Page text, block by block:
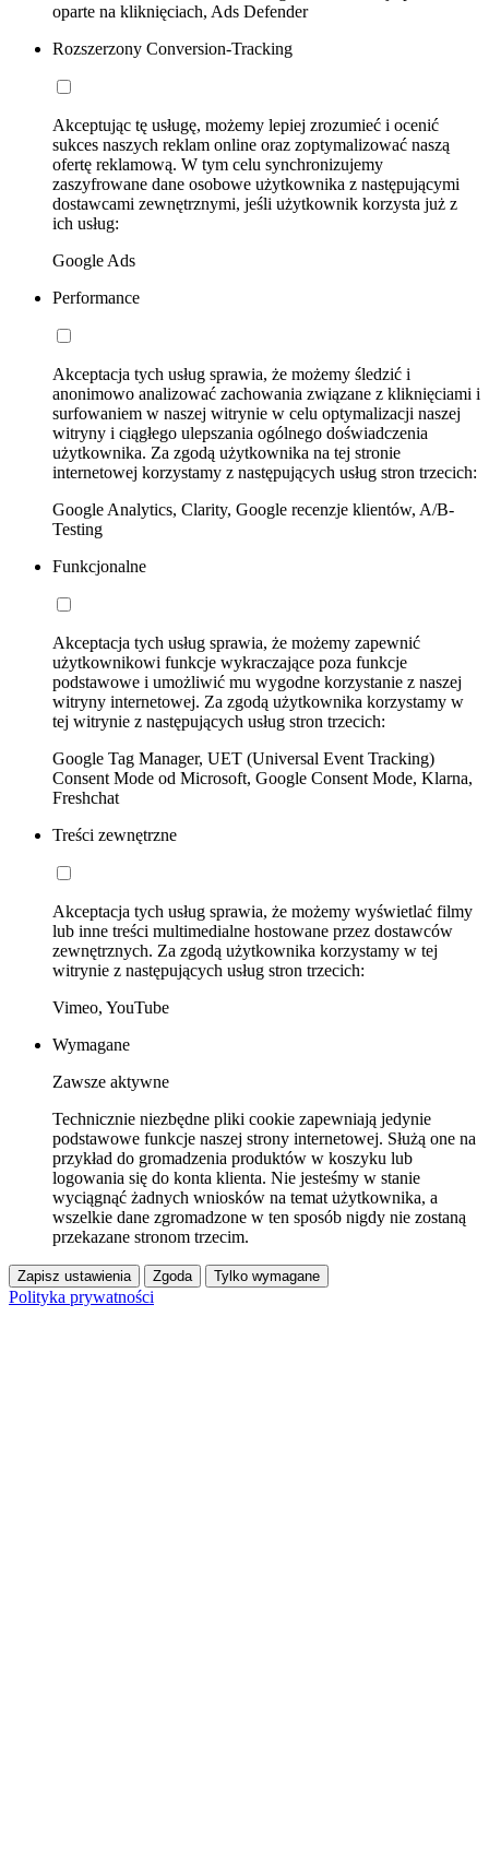
oparte na kliknięciach, Ads Defender
Rozszerzony Conversion-Tracking
Akceptując tę usługę, możemy lepiej zrozumieć i ocenić
sukces naszych reklam online oraz zoptymalizować naszą
ofertę reklamową. W tym celu synchronizujemy
zaszyfrowane dane osobowe użytkownika z następującymi
dostawcami zewnętrznymi, jeśli użytkownik korzysta już z
ich usług:
Google Ads
Performance
Akceptacja tych usług sprawia, że możemy śledzić i
anonimowo analizować zachowania związane z kliknięciami i
surfowaniem w naszej witrynie w celu optymalizacji naszej
witryny i ciągłego ulepszania ogólnego doświadczenia
użytkownika. Za zgodą użytkownika na tej stronie
internetowej korzystamy z następujących usług stron trzecich:
Google Analytics, Clarity, Google recenzje klientów, A/B-
Testing
Funkcjonalne
Akceptacja tych usług sprawia, że możemy zapewnić
użytkownikowi funkcje wykraczające poza funkcje
podstawowe i umożliwić mu wygodne korzystanie z naszej
witryny internetowej. Za zgodą użytkownika korzystamy w
tej witrynie z następujących usług stron trzecich:
Google Tag Manager, UET (Universal Event Tracking)
Consent Mode od Microsoft, Google Consent Mode, Klarna,
Freshchat
Treści zewnętrzne
Akceptacja tych usług sprawia, że możemy wyświetlać filmy
lub inne treści multimedialne hostowane przez dostawców
zewnętrznych. Za zgodą użytkownika korzystamy w tej
witrynie z następujących usług stron trzecich:
Vimeo, YouTube
Wymagane
Zawsze aktywne
Technicznie niezbędne pliki cookie zapewniają jedynie
podstawowe funkcje naszej strony internetowej. Służą one na
przykład do gromadzenia produktów w koszyku lub
logowania się do konta klienta. Nie jesteśmy w stanie
wyciągnąć żadnych wniosków na temat użytkownika, a
wszelkie dane zgromadzone w ten sposób nigdy nie zostaną
przekazane stronom trzecim.
Zapisz ustawienia Zgoda Tylko wymagane
Polityka prywatności